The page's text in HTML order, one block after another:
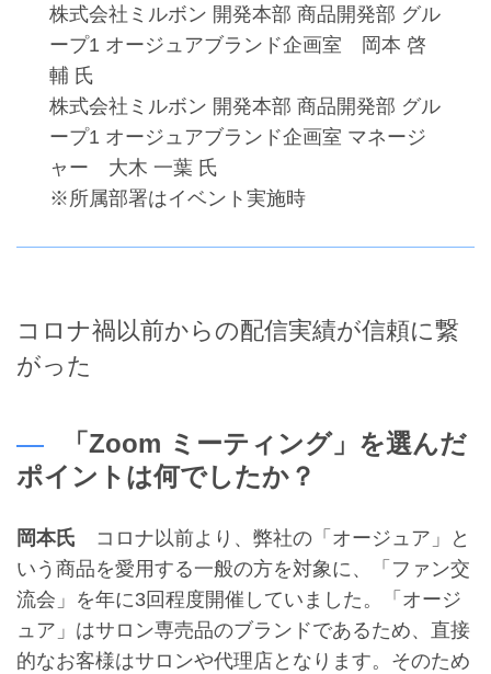
株式会社ミルボン 開発本部 商品開発部 グル
ープ1 オージュアブランド企画室 岡本 啓
輔 氏
株式会社ミルボン 開発本部 商品開発部 グル
ープ1 オージュアブランド企画室 マネージ
ャー 大木 一葉 氏
※所属部署はイベント実施時
コロナ禍以前からの配信実績が信頼に繋
がった
「Zoom ミーティング」を選んだ
ポイントは何でしたか？
岡本氏 コロナ以前より、弊社の「オージュア」と
いう商品を愛用する一般の方を対象に、「ファン交
流会」を年に3回程度開催していました。「オージ
ュア」はサロン専売品のブランドであるため、直接
的なお客様はサロンや代理店となります。そのため